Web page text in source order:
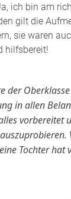
ich bin am
gilt die
sie waren
hilfsbereit!
der
in allen
vorbereitet
Tochter hat